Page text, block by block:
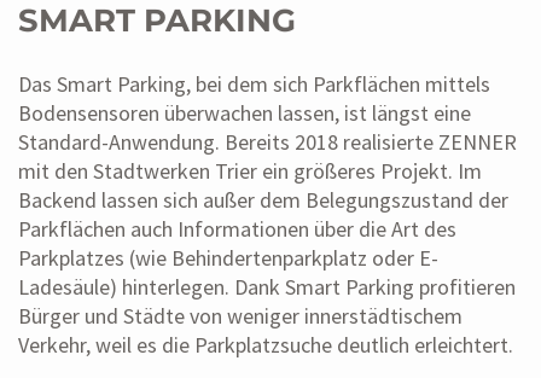
SMART PARKING
Das Smart Parking, bei dem sich Parkflächen mittels
Bodensensoren überwachen lassen, ist längst eine
Standard-Anwendung. Bereits 2018 realisierte ZENNER
mit den Stadtwerken Trier ein größeres Projekt. Im
Backend lassen sich außer dem Belegungszustand der
Parkflächen auch Informationen über die Art des
Parkplatzes (wie Behindertenparkplatz oder E-
Ladesäule) hinterlegen. Dank Smart Parking profitieren
Bürger und Städte von weniger innerstädtischem
Verkehr, weil es die Parkplatzsuche deutlich erleichtert.